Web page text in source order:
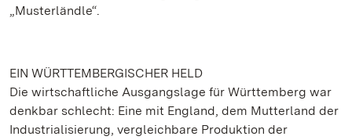
„Musterländle“.
EIN WÜRTTEMBERGISCHER HELD
Die wirtschaftliche Ausgangslage für Württemberg war
denkbar schlecht: Eine mit England, dem Mutterland der
Industrialisierung, vergleichbare Produktion der